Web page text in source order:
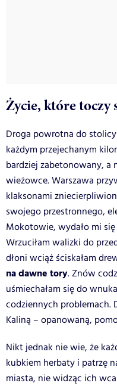
Życie, które toczy
Droga powrotna do stolicy
każdym przejechanym
bardziej zabetonowany, a
wieżowce. Warszawa
klaksonami
swojego przestronnego,
Mokotowie, wydało mi
Wrzuciłam walizki do
dłoni wciąż ściskałam
na dawne tory. Znów
uśmiechałam się do
codziennych problemach.
Kaliną – opanowaną,
Nikt jednak nie wie, że
kubkiem herbaty i patrzę
miasta, nie widząc ich